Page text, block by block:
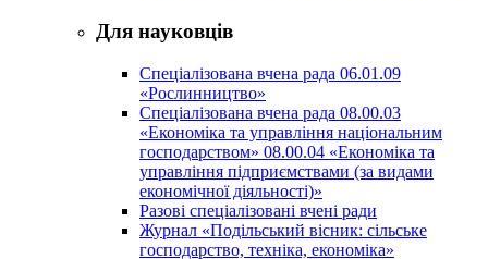
Для науковців
Спеціалізована вчена рада 06.01.09
«Рослинництво»
Спеціалізована вчена рада 08.00.03
«Економіка та управління національним
господарством» 08.00.04 «Економіка та
управління підприємствами (за видами
економічної діяльності)»
Разові спеціалізовані вчені ради
Журнал «Подільський вісник: сільське
господарство, техніка, економіка»